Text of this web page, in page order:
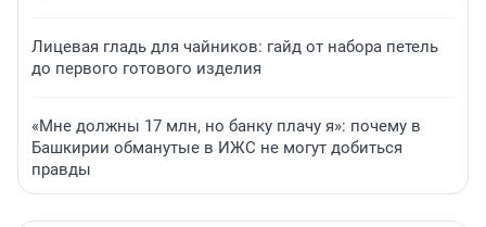
Лицевая гладь для чайников: гайд от набора петель
до первого готового изделия
«Мне должны 17 млн, но банку плачу я»: почему в
Башкирии обманутые в ИЖС не могут добиться
правды